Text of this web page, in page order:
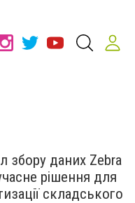
збору даних Zebra
рішення для
складського